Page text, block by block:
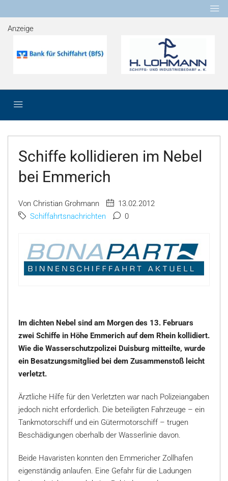
Anzeige
Schiffe kollidieren im Nebel
bei Emmerich
Von Christian Grohmann
13.02.2012
Schiffahrtsnachrichten
0
Im dichten Nebel sind am Morgen des 13. Februars
zwei Schiffe in Höhe Emmerich auf dem Rhein kollidiert.
Wie die Wasserschutzpolizei Duisburg mitteilte, wurde
ein Besatzungsmitglied bei dem Zusammenstoß leicht
verletzt.
Ärztliche Hilfe für den Verletzten war nach Polizeiangaben
jedoch nicht erforderlich. Die beteiligten Fahrzeuge – ein
Tankmotorschiff und ein Gütermotorschiff – trugen
Beschädigungen oberhalb der Wasserlinie davon.
Beide Havaristen konnten den Emmericher Zollhafen
eigenständig anlaufen. Eine Gefahr für die Ladungen